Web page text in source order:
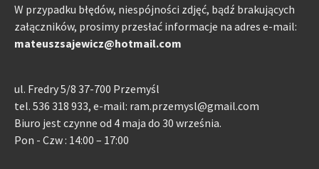
W przypadku błędów, niespójności zdjęć, bądź brakujących
załączników, prosimy przesłać informacje na adres e-mail:
mateuszsajewicz@hotmail.com
ul. Fredry 5/8 37-700 Przemyśl
tel. 536 318 933, e-mail: ram.przemysl@gmail.com
Biuro jest czynne od 4 maja do 30 września.
Pon - Czw : 14:00 – 17:00